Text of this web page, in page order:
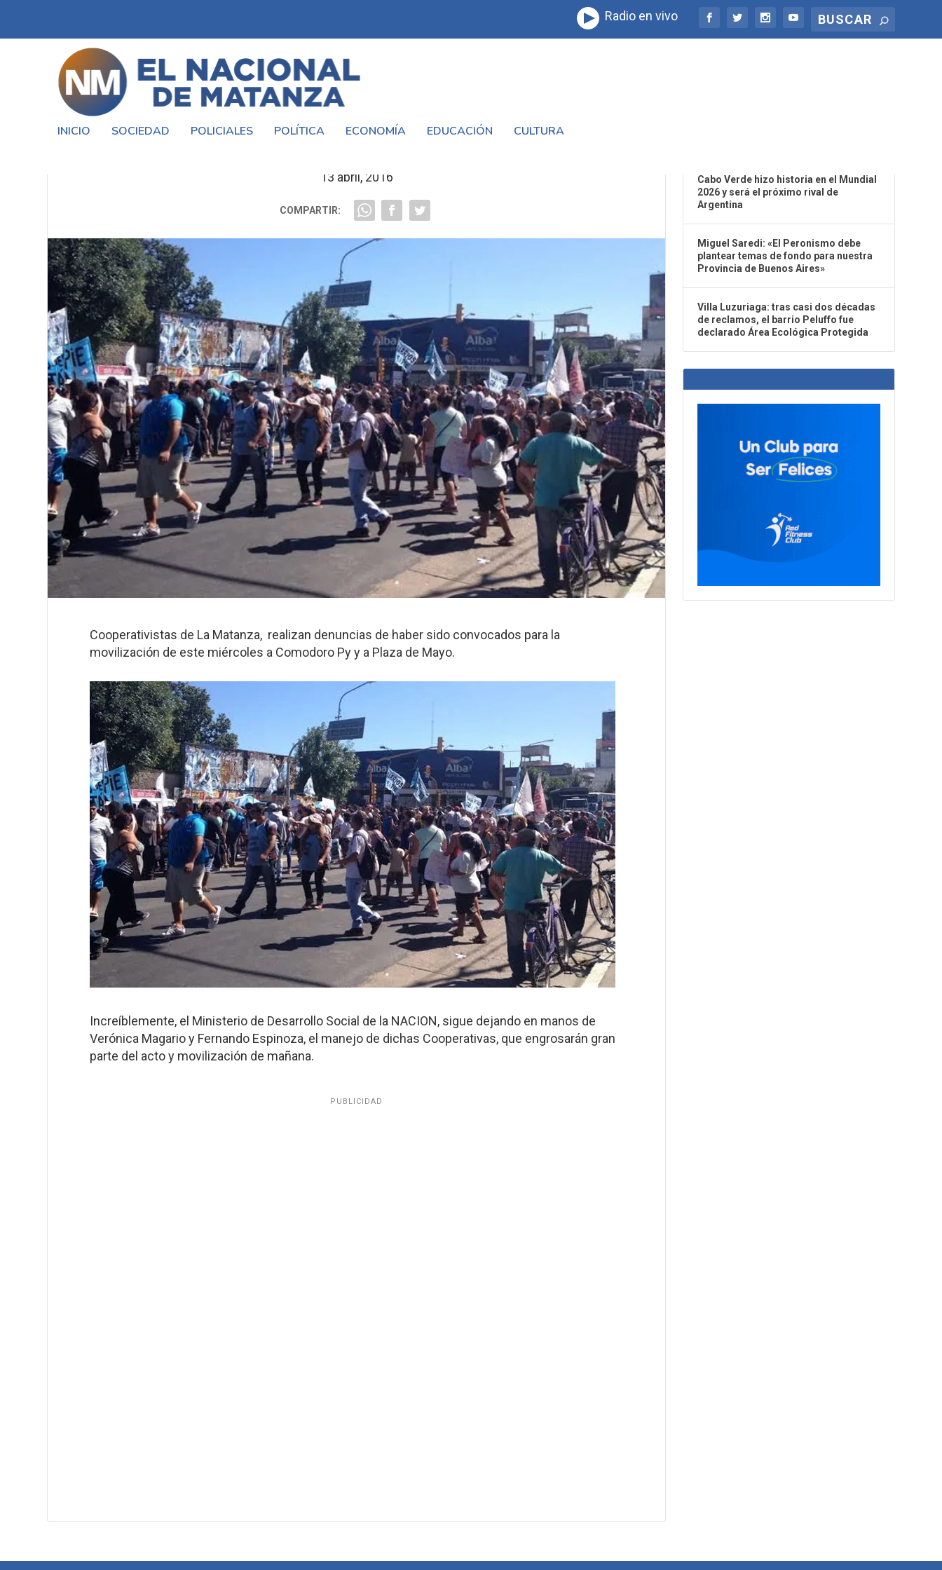
Radio en vivo
INICIO SOCIEDAD POLICIALES POLÍTICA ECONOMÍA EDUCACIÓN CULTURA
13 abril, 2016
COMPARTIR:
Cooperativistas de La Matanza, realizan denuncias de haber sido convocados para la
movilización de este miércoles a Comodoro Py y a Plaza de Mayo.
Increíblemente, el Ministerio de Desarrollo Social de la NACION, sigue dejando en manos de
Verónica Magario y Fernando Espinoza, el manejo de dichas Cooperativas, que engrosarán gran
parte del acto y movilización de mañana.
PUBLICIDAD
Cabo Verde hizo historia en el Mundial
2026 y será el próximo rival de
Argentina
Miguel Saredi: «El Peronismo debe
plantear temas de fondo para nuestra
Provincia de Buenos Aires»
Villa Luzuriaga: tras casi dos décadas
de reclamos, el barrio Peluffo fue
declarado Área Ecológica Protegida